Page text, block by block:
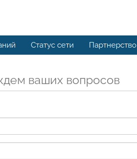
Статус сети Партнерство
ваших вопросов